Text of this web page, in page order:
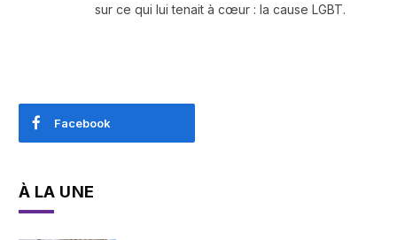
sur ce qui lui tenait à cœur : la cause LGBT.
Facebook
À LA UNE